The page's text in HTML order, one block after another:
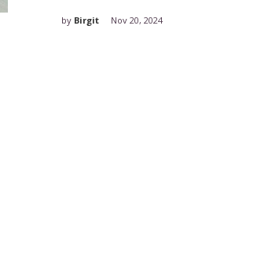
by Birgit Nov 20, 2024